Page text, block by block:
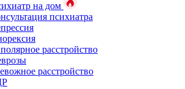
на дом
психиатра
расстройство
расстройство